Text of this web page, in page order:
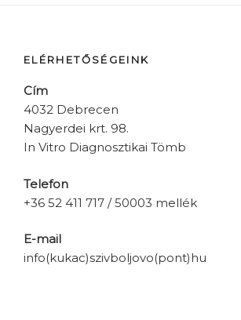
ELÉRHETŐSÉGEINK
Cím
4032 Debrecen
Nagyerdei krt. 98.
In Vitro Diagnosztikai Tömb
Telefon
+36 52 411 717 / 50003 mellék
E-mail
info(kukac)szivboljovo(pont)hu